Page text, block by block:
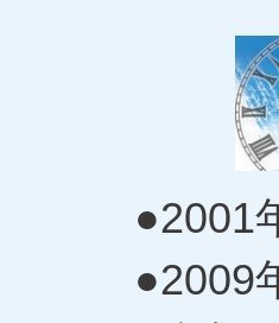
●2001年
●2009年